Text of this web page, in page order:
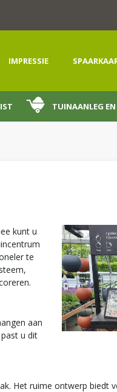
IMPRESSIE
TUINAANLEG
kunt u
te
aan
u dit
Het ruime ontwerp biedt